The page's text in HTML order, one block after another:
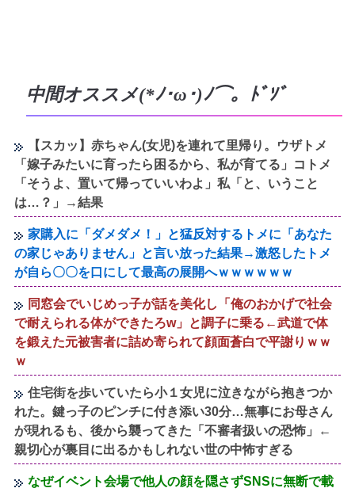
中間オススメ(*ﾉ･ω･)ﾉ⌒。ﾄﾞｿﾞ
【スカッ】赤ちゃん(女児)を連れて里帰り。ウザトメ
「嫁子みたいに育ったら困るから、私が育てる」コトメ
「そうよ、置いて帰っていいわよ」私「と、いうこと
は…？」→結果
家購入に「ダメダメ！」と猛反対するトメに「あなた
の家じゃありません」と言い放った結果→激怒したトメ
が自ら〇〇を口にして最高の展開へｗｗｗｗｗｗ
同窓会でいじめっ子が話を美化し「俺のおかげで社会
で耐えられる体ができたろw」と調子に乗る←武道で体
を鍛えた元被害者に詰め寄られて顔面蒼白で平謝りｗｗ
ｗ
住宅街を歩いていたら小１女児に泣きながら抱きつか
れた。鍵っ子のピンチに付き添い30分…無事にお母さん
が現れるも、後から襲ってきた「不審者扱いの恐怖」←
親切心が裏目に出るかもしれない世の中怖すぎる
なぜイベント会場で他人の顔を隠さずSNSに無断で載